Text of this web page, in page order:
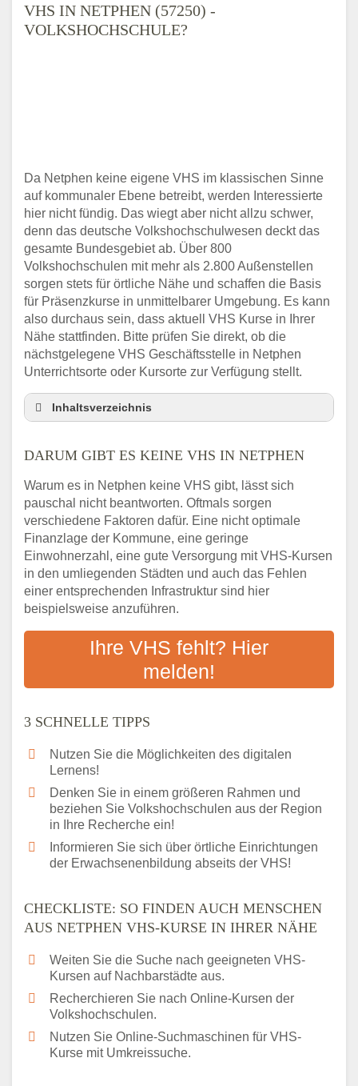
VHS IN NETPHEN (57250) -
VOLKSHOCHSCHULE?
Da Netphen keine eigene VHS im klassischen Sinne
auf kommunaler Ebene betreibt, werden Interessierte
hier nicht fündig. Das wiegt aber nicht allzu schwer,
denn das deutsche Volkshochschulwesen deckt das
gesamte Bundesgebiet ab. Über 800
Volkshochschulen mit mehr als 2.800 Außenstellen
sorgen stets für örtliche Nähe und schaffen die Basis
für Präsenzkurse in unmittelbarer Umgebung. Es kann
also durchaus sein, dass aktuell VHS Kurse in Ihrer
Nähe stattfinden. Bitte prüfen Sie direkt, ob die
nächstgelegene VHS Geschäftsstelle in Netphen
Unterrichtsorte oder Kursorte zur Verfügung stellt.
Inhaltsverzeichnis
3 schnelle Tipps
Netphen VHS-Kurse in Ihrer Nähe
Abendschule in der Region rund um Netphen
VHS steht für Erwachsenenbildung
Online-Kurse: Alternative Angebote zum
VHS-Kurs
Vor- und Nachteile von Online-Kursen
Das bundesweite Volkshochschulwesen
DARUM GIBT ES KEINE VHS IN NETPHEN
Warum es in Netphen keine VHS gibt, lässt sich
pauschal nicht beantworten. Oftmals sorgen
verschiedene Faktoren dafür. Eine nicht optimale
Finanzlage der Kommune, eine geringe
Einwohnerzahl, eine gute Versorgung mit VHS-Kursen
in den umliegenden Städten und auch das Fehlen
einer entsprechenden Infrastruktur sind hier
beispielsweise anzuführen.
Ihre VHS fehlt? Hier
melden!
3 SCHNELLE TIPPS
Nutzen Sie die Möglichkeiten des digitalen
Lernens!
Denken Sie in einem größeren Rahmen und
beziehen Sie Volkshochschulen aus der Region
in Ihre Recherche ein!
Informieren Sie sich über örtliche Einrichtungen
der Erwachsenenbildung abseits der VHS!
CHECKLISTE: SO FINDEN AUCH MENSCHEN
AUS NETPHEN VHS-KURSE IN IHRER NÄHE
Weiten Sie die Suche nach geeigneten VHS-
Kursen auf Nachbarstädte aus.
Recherchieren Sie nach Online-Kursen der
Volkshochschulen.
Nutzen Sie Online-Suchmaschinen für VHS-
Kurse mit Umkreissuche.